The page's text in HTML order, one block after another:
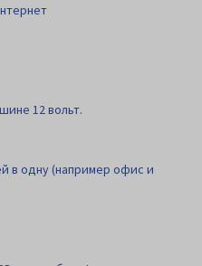
12 вольт.
в одну (например офис и